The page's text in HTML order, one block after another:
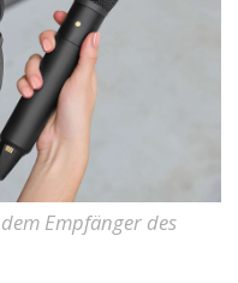
Empfänger des